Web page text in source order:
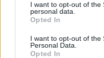
I want to opt-out of the
personal data.
Opted In
I want to opt-out of the
Personal Data.
Opted In
Nem csökken tovább
fordulópont jöhet a